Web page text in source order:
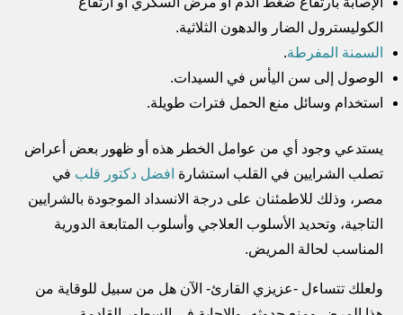
الكوليسترول الضار والدهون الثلاثية.
السمنة المفرطة.
الوصول إلى سن اليأس في السيدات.
استخدام وسائل منع الحمل فترات طويلة.
يستدعي وجود أي من عوامل الخطر هذه أو ظهور بعض أعراض
تصلب الشرايين في القلب استشارة افضل دكتور قلب في
مصر، وذلك للاطمئنان على درجة الانسداد الموجودة بالشرايين
التاجية، وتحديد الأسلوب العلاجي وأسلوب المتابعة الدورية
المناسب لحالة المريض.
ولعلك تتساءل -عزيزي القارئ- الآن هل من سبيل للوقاية من